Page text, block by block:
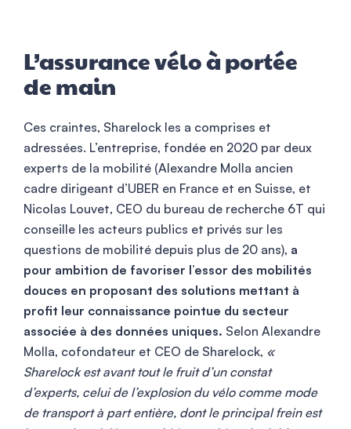
L’assurance vélo à portée
de main
Ces craintes, Sharelock les a comprises et
adressées. L’entreprise, fondée en 2020 par deux
experts de la mobilité (Alexandre Molla ancien
cadre dirigeant d’UBER en France et en Suisse, et
Nicolas Louvet, CEO du bureau de recherche 6T qui
conseille les acteurs publics et privés sur les
questions de mobilité depuis plus de 20 ans), a
pour ambition de favoriser l’essor des mobilités
douces en proposant des solutions mettant à
profit leur connaissance pointue du secteur
associée à des données uniques. Selon Alexandre
Molla, cofondateur et CEO de Sharelock, «
Sharelock est avant tout le fruit d’un constat
d’experts, celui de l’explosion du vélo comme mode
de transport à part entière, dont le principal frein est